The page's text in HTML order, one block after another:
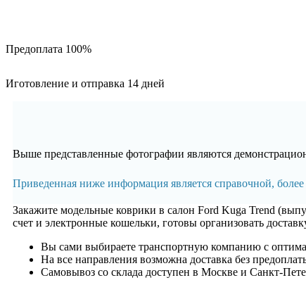
Предоплата 100%
Иготовление и отправка 14 дней
Выше представленные фотографии являются
Приведенная ниже информация является справочной,
Закажите модельные коврики в салон Ford Kuga Trend
счет и электронные кошельки, готовы организовать
Вы сами выбираете транспортную компанию с
На все направления возможна доставка без
Самовывоз со склада доступен в Москве и Санкт-